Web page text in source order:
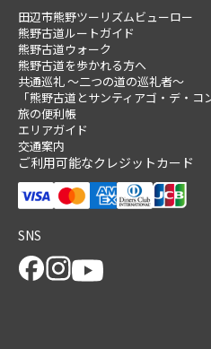
田辺市熊野ツーリズムビューロー
熊野古道ルートガイド
熊野古道ウォーク
熊野古道を歩かれる方へ
共通巡礼 ～二つの道の巡礼者～
「熊野古道とサンティアゴ・デ・コ
旅の便利帳
エリアガイド
交通案内
ご利用可能なクレジットカード
SNS